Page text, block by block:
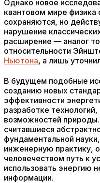
Однако новое
квантовом мире физика
сохраняются, но
нарушение
расширение — аналог
относительности
Ньютона, а лишь
В будущем подобные
созданию новых
эффективности
разработке
возможностей природы.
считавшиеся
фундаментальной
инженерную практику,
человечеством путь к
использовать энергию
информации.